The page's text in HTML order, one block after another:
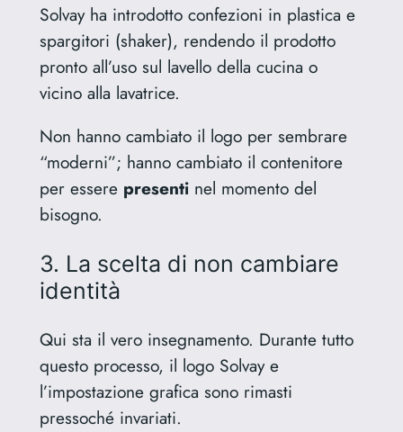
Solvay ha introdotto confezioni in plastica e
spargitori (shaker), rendendo il prodotto
pronto all’uso sul lavello della cucina o
vicino alla lavatrice.
Non hanno cambiato il logo per sembrare
“moderni”; hanno cambiato il contenitore
per essere presentinel momento del
bisogno.
3. La scelta di non cambiare
identità
Qui sta il vero insegnamento. Durante tutto
questo processo, il logo Solvay e
l’impostazione grafica sono rimasti
pressoché invariati.